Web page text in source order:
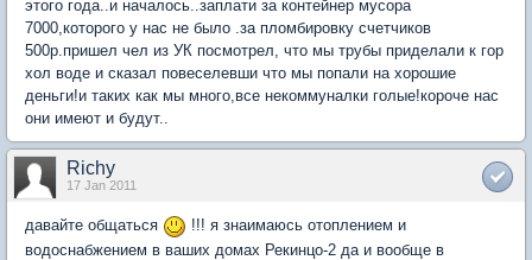
этого года..и началось..заплати за контейнер мусора
7000,которого у нас не было .за пломбировку счетчиков
500р.пришел чел из УК посмотрел, что мы трубы приделали к гор
хол воде и сказал повеселевши что мы попали на хорошие
деньги!и таких как мы много,все некоммуналки голые!короче нас
они имеют и будут..
Richy
17 Jan 2011
давайте общаться
!!! я знаимаюсь отоплением и
водоснабжением в ваших домах Рекинцо-2 да и вообще в